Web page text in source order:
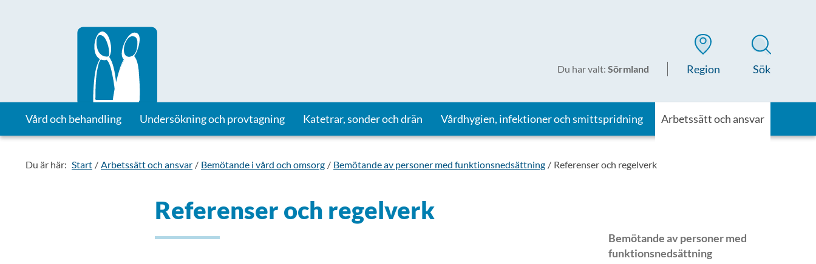
Till startsidan för Vårdhandboken
Du har valt: Sörmland Region Sök
Vård och behandling Undersökning och provtagning Katetrar, sonder och drän Vårdhygien, infektioner och smittspridning Arbetssätt och ansvar
Du är här: Start Arbetssätt och ansvar Bemötande i vård och omsorg Bemötande av personer med funktionsnedsättning Referenser och regelverk
Referenser och regelverk
Bemötande av personer med
funktionsnedsättning